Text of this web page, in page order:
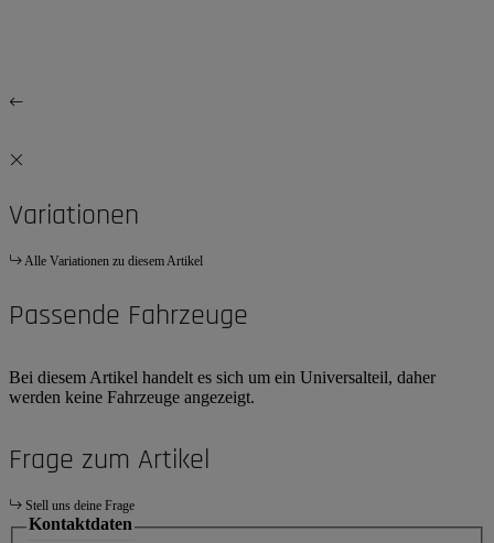
Variationen
Alle Variationen zu diesem Artikel
Passende Fahrzeuge
Bei diesem Artikel handelt es sich um ein Universalteil, daher
werden keine Fahrzeuge angezeigt.
Frage zum Artikel
Stell uns deine Frage
Kontaktdaten